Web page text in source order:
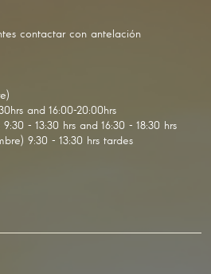
contactar con antelación
and 16:00-20:00hrs
- 13:30 hrs and 16:30 - 18:30 hrs
9:30 - 13:30 hrs tardes